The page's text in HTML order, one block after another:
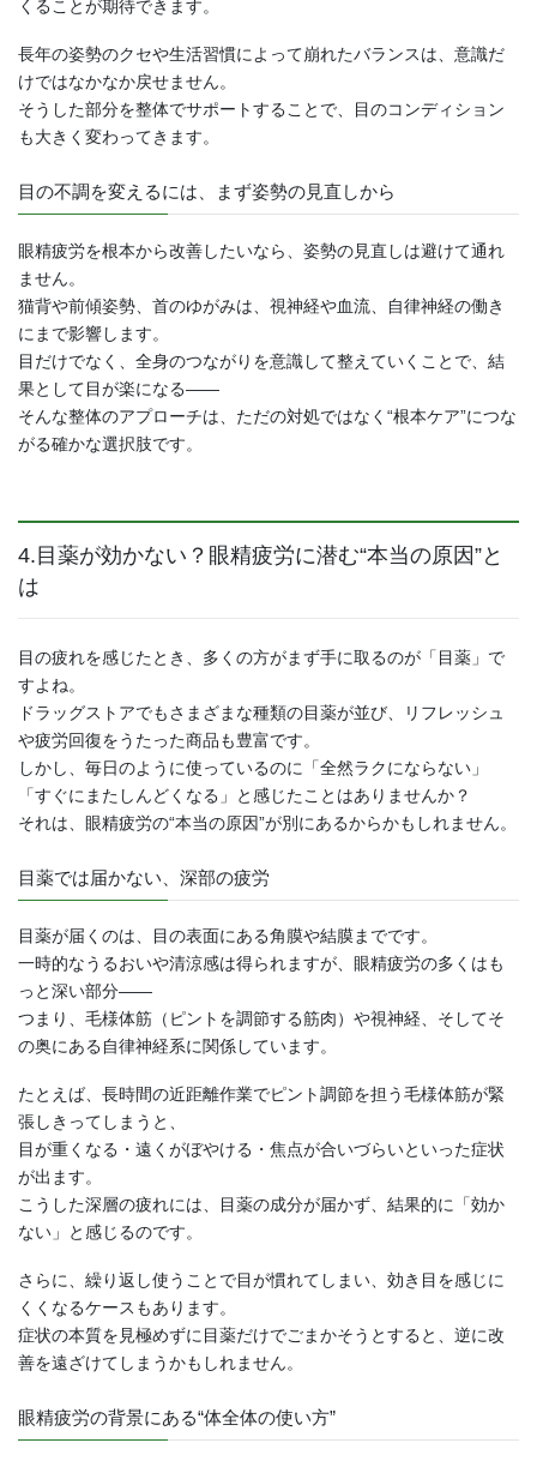
くることが期待できます。
長年の姿勢のクセや生活習慣によって崩れたバランスは、意識だ
けではなかなか戻せません。
そうした部分を整体でサポートすることで、目のコンディション
も大きく変わってきます。
目の不調を変えるには、まず姿勢の見直しから
眼精疲労を根本から改善したいなら、姿勢の見直しは避けて通れ
ません。
猫背や前傾姿勢、首のゆがみは、視神経や血流、自律神経の働き
にまで影響します。
目だけでなく、全身のつながりを意識して整えていくことで、結
果として目が楽になる――
そんな整体のアプローチは、ただの対処ではなく“根本ケア”につな
がる確かな選択肢です。
4.目薬が効かない？眼精疲労に潜む“本当の原因”と
は
目の疲れを感じたとき、多くの方がまず手に取るのが「目薬」で
すよね。
ドラッグストアでもさまざまな種類の目薬が並び、リフレッシュ
や疲労回復をうたった商品も豊富です。
しかし、毎日のように使っているのに「全然ラクにならない」
「すぐにまたしんどくなる」と感じたことはありませんか？
それは、眼精疲労の“本当の原因”が別にあるからかもしれません。
目薬では届かない、深部の疲労
目薬が届くのは、目の表面にある角膜や結膜までです。
一時的なうるおいや清涼感は得られますが、眼精疲労の多くはも
っと深い部分――
つまり、毛様体筋（ピントを調節する筋肉）や視神経、そしてそ
の奥にある自律神経系に関係しています。
たとえば、長時間の近距離作業でピント調節を担う毛様体筋が緊
張しきってしまうと、
目が重くなる・遠くがぼやける・焦点が合いづらいといった症状
が出ます。
こうした深層の疲れには、目薬の成分が届かず、結果的に「効か
ない」と感じるのです。
さらに、繰り返し使うことで目が慣れてしまい、効き目を感じに
くくなるケースもあります。
症状の本質を見極めずに目薬だけでごまかそうとすると、逆に改
善を遠ざけてしまうかもしれません。
眼精疲労の背景にある“体全体の使い方”